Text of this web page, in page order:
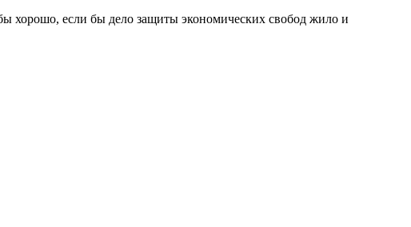
хорошо, если бы дело защиты экономических свобод жило и